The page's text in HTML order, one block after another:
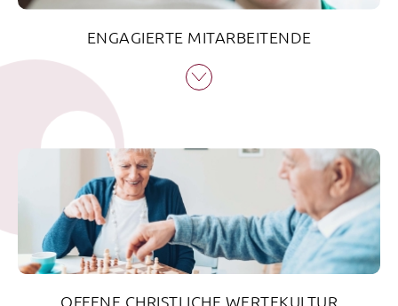
ENGAGIERTE MITARBEITENDE
Kompetente und engagierte Mitarbeitende, die alle
Bewohnerinnen und Bewohner professionell
unterstützen – das ist den Häusern der Bethesda
Alterszentren AG gemeinsam. Die individuellen
Bedürfnisse und Gewohnheiten der Bewohnenden
stehen für uns jederzeit im Mittelpunkt – sollen sich doch
alle rundum zuhause fühlen.
OFFENE CHRISTLICHE WERTEKULTUR